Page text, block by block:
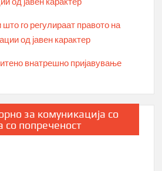
го регулираат правото на
од јавен карактер
внатрешно пријавување
за комуникација со
со попреченост